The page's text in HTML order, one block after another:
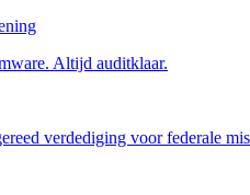
Altijd auditklaar.
verdediging voor federale